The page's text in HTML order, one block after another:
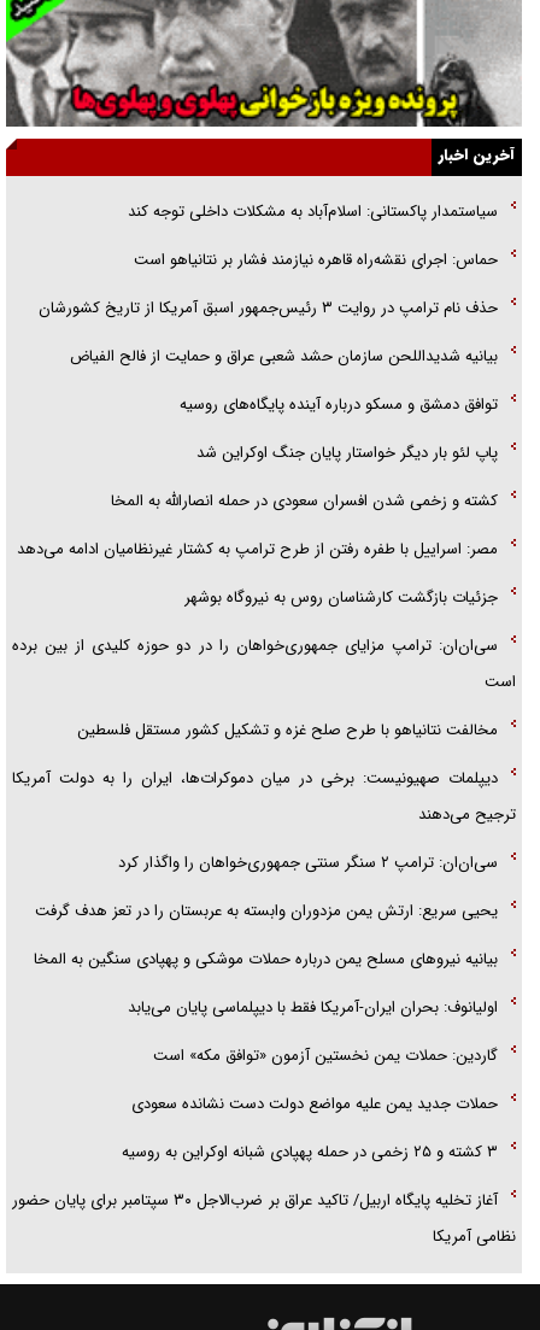
نسلی که آنلاین الگو می‌گیرد
گفت‌وگو با آیت‌الله جاودان/ جفای مخالفان مکانت معنوی رهبر شهید را
ارتقا می‌داد
راننده مست به قانون می‌خندد
همه آقای دوربینی شده‌ایم!
قصه ناتمام سرویس مدارس
آیا مقاومت فلسطین خلع‌سلاح می‌شود؟
آخرین اخبار
سیاستمدار پاکستانی: اسلام‌آباد به مشکلات داخلی توجه کند
حماس: اجرای نقشه‌راه قاهره نیازمند فشار بر نتانیاهو است
حذف نام ترامپ در روایت ۳ رئیس‌جمهور اسبق آمریکا از تاریخ کشورشان
بیانیه شدیداللحن سازمان حشد شعبی عراق و حمایت از فالح الفیاض
توافق دمشق و مسکو درباره آینده پایگاه‌های روسیه
پاپ لئو بار دیگر خواستار پایان جنگ اوکراین شد
کشته و زخمی شدن افسران سعودی در حمله انصارالله به المخا
مصر: اسراییل با طفره رفتن از طرح ترامپ به کشتار غیرنظامیان ادامه می‌دهد
جزئیات بازگشت کارشناسان روس به نیروگاه بوشهر
سی‌ان‌ان: ترامپ مزایای جمهوری‌خواهان را در دو حوزه کلیدی از بین برده
است
مخالفت نتانیاهو با طرح صلح غزه و تشکیل کشور مستقل فلسطین
دیپلمات صهیونیست: برخی در میان دموکرات‌ها، ایران را به دولت آمریکا
ترجیح می‌دهند
سی‌ان‌ان: ترامپ ۲ سنگر سنتی جمهوری‌خواهان را واگذار کرد
یحیی سریع: ارتش یمن مزدوران وابسته به عربستان را در تعز هدف گرفت
بیانیه نیروهای مسلح یمن درباره حملات موشکی و پهپادی سنگین به المخا
اولیانوف: بحران ایران-آمریکا فقط با دیپلماسی پایان می‌یابد
گاردین: حملات یمن نخستین آزمون «توافق مکه» است
حملات جدید یمن علیه مواضع دولت دست نشانده سعودی
۳ کشته و ۲۵ زخمی در حمله پهپادی شبانه اوکراین به روسیه
آغاز تخلیه پایگاه اربیل/ تاکید عراق بر ضرب‌الاجل ۳۰ سپتامبر برای پایان حضور
نظامی آمریکا